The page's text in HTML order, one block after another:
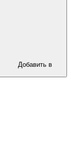
Добавить в